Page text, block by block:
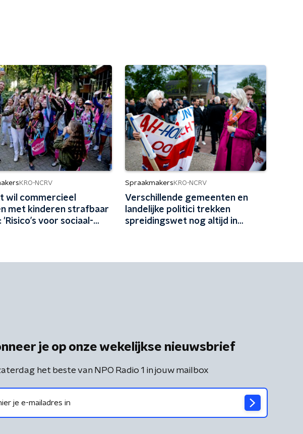
KRO-NCRV
wil commercieel
met kinderen strafbaar
'Risico’s voor sociaal-
Spraakmakers KRO-NCRV
Verschillende gemeenten en
landelijke politici trekken
spreidingswet nog altijd in
je op onze wekelijkse nieuwsbrief
het beste van NPO Radio 1 in jouw mailbox